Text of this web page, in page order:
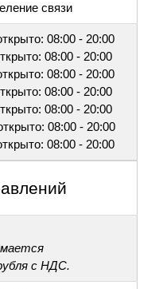
связи
08:00 - 20:00
08:00 - 20:00
08:00 - 20:00
08:00 - 20:00
08:00 - 20:00
08:00 - 20:00
08:00 - 20:00
с НДС.